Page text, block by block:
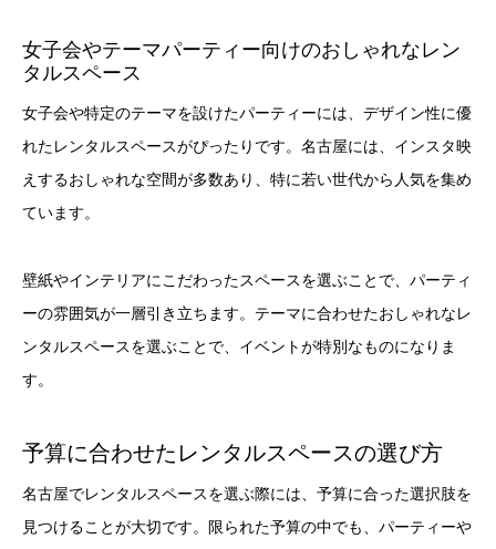
女子会やテーマパーティー向けのおしゃれなレン
タルスペース
女子会や特定のテーマを設けたパーティーには、デザイン性に優
れたレンタルスペースがぴったりです。名古屋には、インスタ映
えするおしゃれな空間が多数あり、特に若い世代から人気を集め
ています。
壁紙やインテリアにこだわったスペースを選ぶことで、パーティ
ーの雰囲気が一層引き立ちます。テーマに合わせたおしゃれなレ
ンタルスペースを選ぶことで、イベントが特別なものになりま
す。
予算に合わせたレンタルスペースの選び方
名古屋でレンタルスペースを選ぶ際には、予算に合った選択肢を
見つけることが大切です。限られた予算の中でも、パーティーや